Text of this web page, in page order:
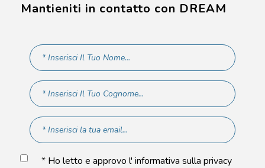
Mantieniti in contatto con DREAM
* Ho letto e approvo l' informativa sulla privacy